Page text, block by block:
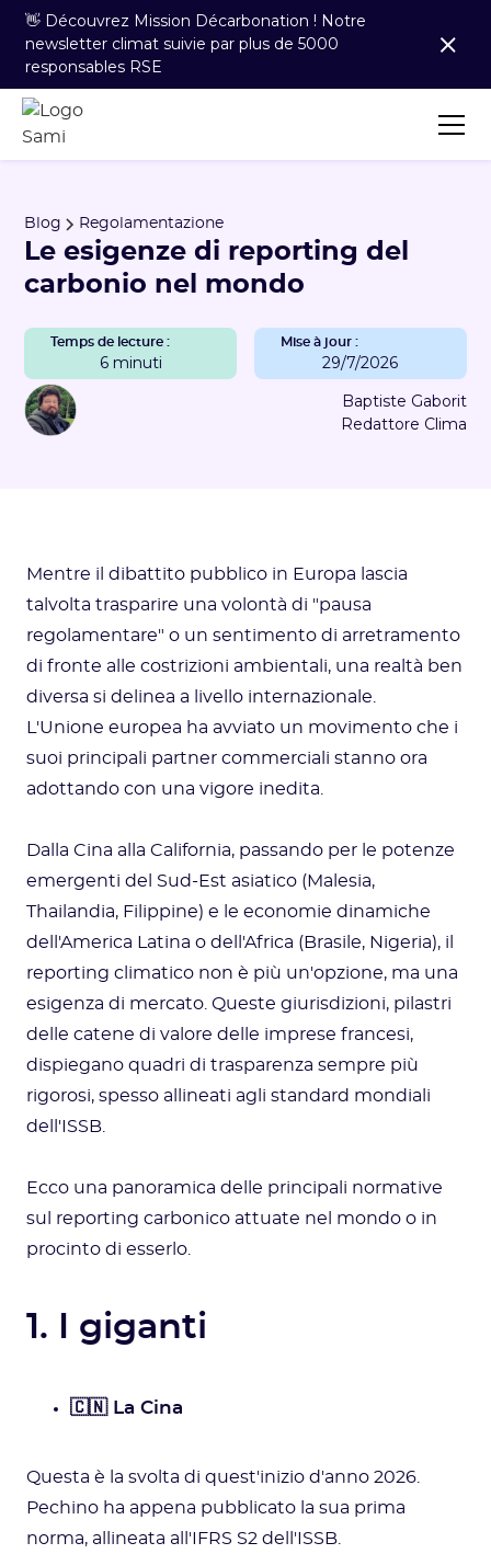
👋 Découvrez Mission Décarbonation ! Notre
newsletter climat suivie par plus de 5000
responsables RSE
Blog Regolamentazione
Le esigenze di reporting del
carbonio nel mondo
Temps de lecture :
6 minuti
Mise à jour :
29/7/2026
Baptiste Gaborit
Redattore Clima
Mentre il dibattito pubblico in Europa lascia
talvolta trasparire una volontà di "pausa
regolamentare" o un sentimento di arretramento
di fronte alle costrizioni ambientali, una realtà ben
diversa si delinea a livello internazionale.
L'Unione europea ha avviato un movimento che i
suoi principali partner commerciali stanno ora
adottando con una vigore inedita.
Dalla Cina alla California, passando per le potenze
emergenti del Sud-Est asiatico (Malesia,
Thailandia, Filippine) e le economie dinamiche
dell'America Latina o dell'Africa (Brasile, Nigeria), il
reporting climatico non è più un'opzione, ma una
esigenza di mercato. Queste giurisdizioni, pilastri
delle catene di valore delle imprese francesi,
dispiegano quadri di trasparenza sempre più
rigorosi, spesso allineati agli standard mondiali
dell'ISSB.
Ecco una panoramica delle principali normative
sul reporting carbonico attuate nel mondo o in
procinto di esserlo.
1. I giganti
🇨🇳 La Cina
Questa è la svolta di quest'inizio d'anno 2026.
Pechino ha appena pubblicato la sua prima
norma, allineata all'IFRS S2 dell'ISSB.